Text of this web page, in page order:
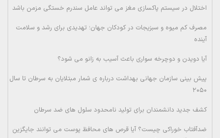
اختلال در سیستم پاکسازی مغز می تواند عامل سندرم خستگی مزمن باشد
مصرف کم میوه و سبزیجات در کودکان جهان؛ تهدیدی برای رشد و سلامت
آینده
آیا دویدن و دوچرخه سواری باعث آسیب به زانو می شود؟
پیش بینی سازمان جهانی بهداشت درباره ی شمار مبتلایان به سرطان تا سال
۲۰۵۰
کشف جدید دانشمندان برای تولید نامحدود سلول های ضد سرطان
ضدآفتاب خوراکی چیست؟ آیا قرص های محافظ پوست می توانند جایگزین